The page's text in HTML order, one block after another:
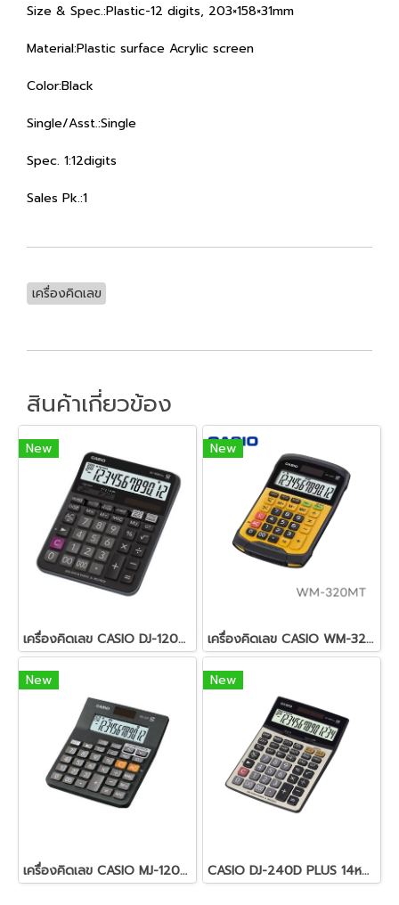
Size & Spec.:Plastic-12 digits, 203×158×31mm
Material:Plastic surface Acrylic screen
Color:Black
Single/Asst.:Single
Spec. 1:12digits
Sales Pk.:1
เครื่องคิดเลข
สินค้าเกี่ยวข้อง
New
เครื่องคิดเลข CASIO DJ-120D PLUS
New
เครื่องคิดเลข CASIO WM-320MT
New
เครื่องคิดเลข CASIO MJ-120D PLUS
New
CASIO DJ-240D PLUS 14หลัก